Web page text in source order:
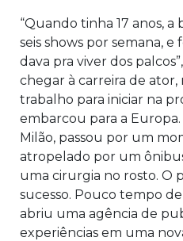
“Quando tinha 17 anos, a
seis shows por semana,
dava pra viver dos
chegar à carreira de
trabalho para iniciar na
embarcou para a Europa.
Milão, passou por um
atropelado por um
uma cirurgia no rosto. O
sucesso. Pouco tempo
abriu uma agência de
experiências em uma